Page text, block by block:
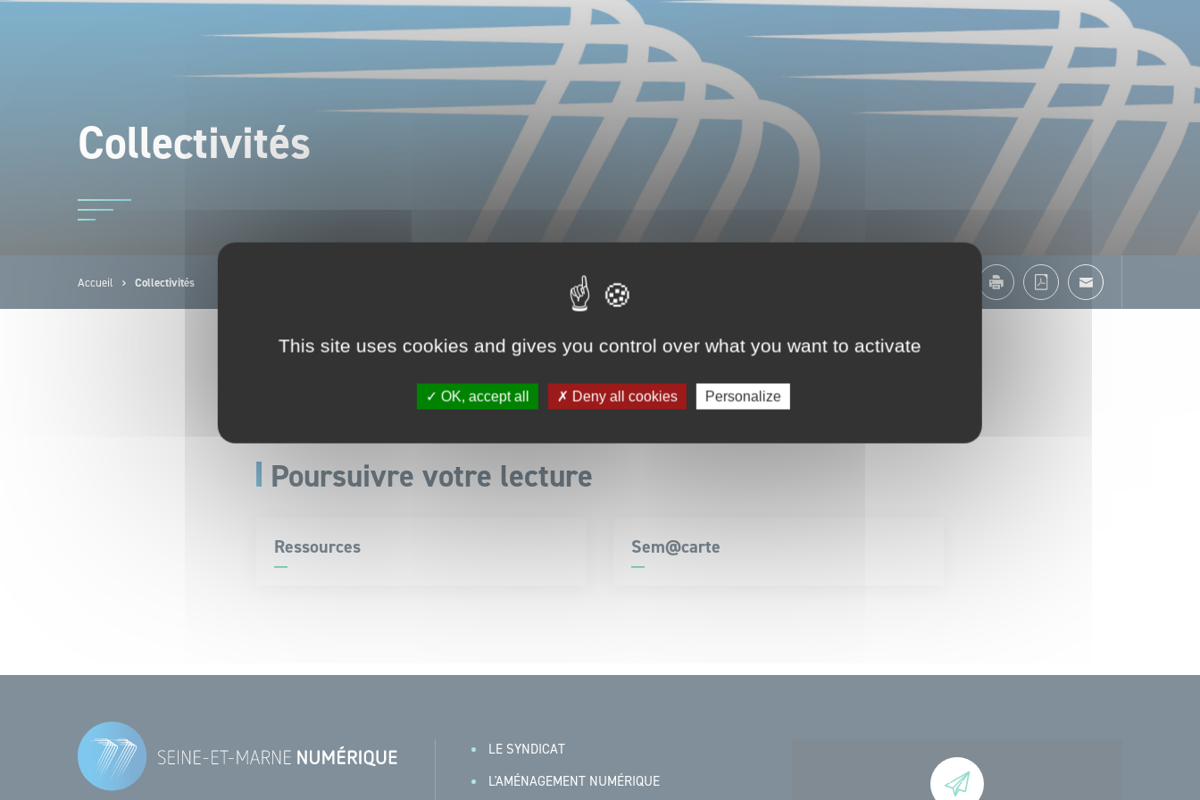
Collectivités
Accueil Collectivités
Page en cours de rédaction.
Poursuivre votre lecture
Ressources Sem@carte
LE SYNDICAT
L'AMÉNAGEMENT NUMÉRIQUE
This site uses cookies and gives you control over what you want to activate
OK, accept all Deny all cookies Personalize